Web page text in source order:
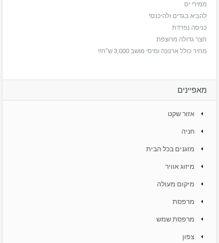
ממירי יס
להביא בגדים ולהיכנס!
כניסה נפרדת
חצר גדולה מרוצפת
מחיר כולל ארנונה ומיסי מושב 3,000 ש”ח!!
מאפיינים
אזור שקט
חניה
מזגנים בכל הבית
מיזוג אוויר
מיקום מעולה
מרפסת
מרפסת שמש
צפון